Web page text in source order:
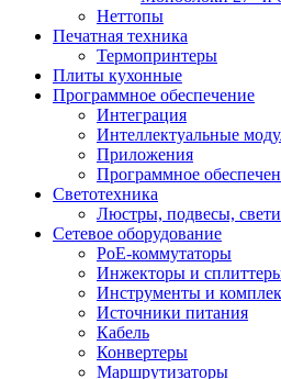
Неттопы
Печатная техника
Термопринтеры
Плиты кухонные
Программное обеспечение
Интеграция
Интеллектуальные
Приложения
Программное
Светотехника
Люстры, подвесы,
Сетевое оборудование
PoE-коммутаторы
Инжекторы и
Инструменты и
Источники питания
Кабель
Конвертеры
Маршрутизаторы